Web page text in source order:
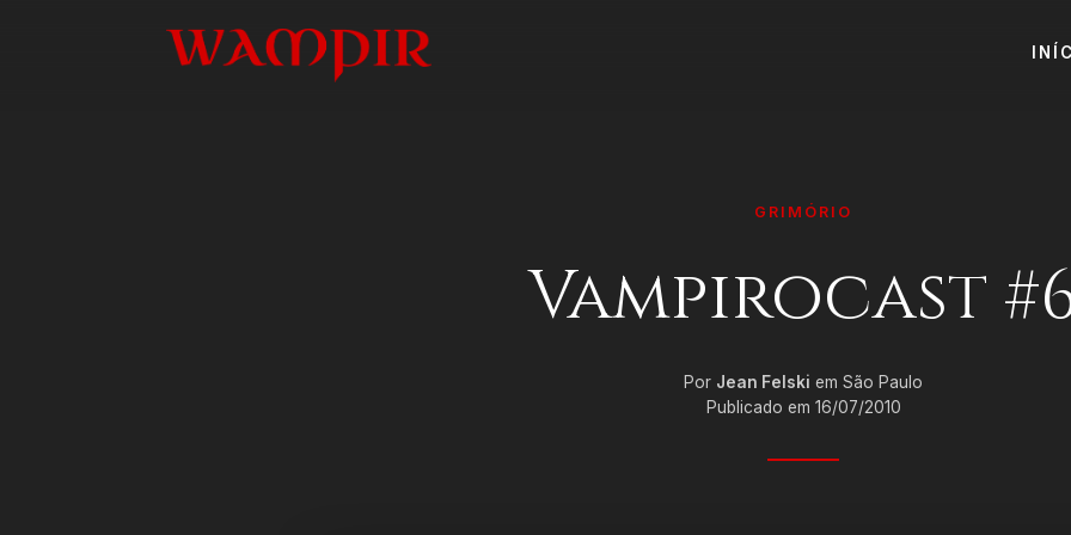
GRIMÓRIO
Vampirocast
Por Jean Felski em São Paulo
Publicado em 16/07/2010